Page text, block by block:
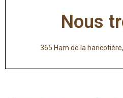
Nous
365 Ham de la